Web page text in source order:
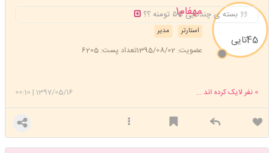
مهفام1
مدیر استارتر
عضویت: 1395/08/02 تعداد پست: 6205
بسته ی چندتایی ۵۵ تومنه ؟؟
45تایی
1397/05/16
|
00:10 0 نفر لایک کرده اند ...